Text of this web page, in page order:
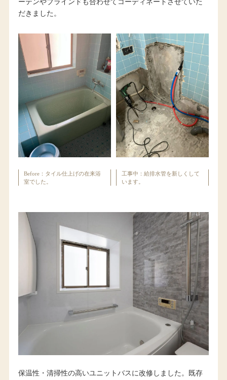
ーテンやブラインドも合わせてコーディネートさせていた
だきました。
Before：タイル仕上げの在来浴
室でした。
工事中：給排水管を新しくして
います。
保温性・清掃性の高いユニットバスに改修しました。既存